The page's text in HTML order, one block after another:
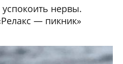
нервы.
— пикник»